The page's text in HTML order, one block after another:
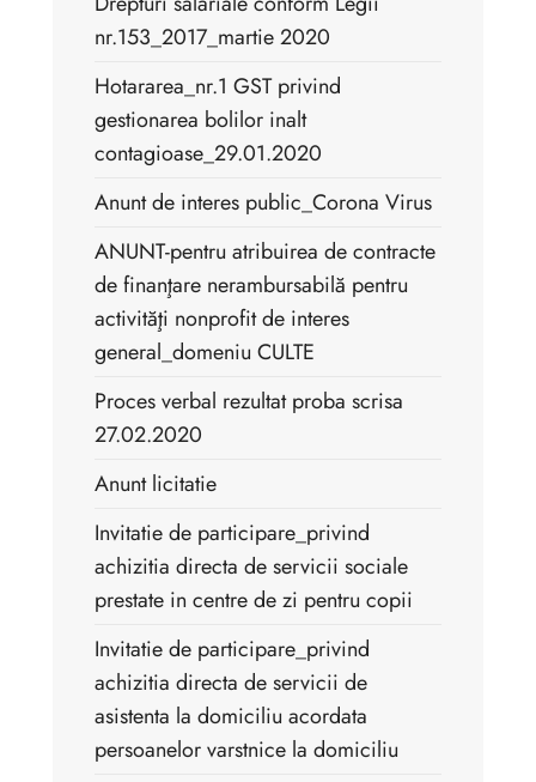
nr.153_2017_martie 2020
Hotararea_nr.1 GST privind
gestionarea bolilor inalt
contagioase_29.01.2020
Anunt de interes public_Corona Virus
ANUNT-pentru atribuirea de contracte
de finanţare nerambursabilă pentru
activităţi nonprofit de interes
general_domeniu CULTE
Proces verbal rezultat proba scrisa
27.02.2020
Anunt licitatie
Invitatie de participare_privind
achizitia directa de servicii sociale
prestate in centre de zi pentru copii
Invitatie de participare_privind
achizitia directa de servicii de
asistenta la domiciliu acordata
persoanelor varstnice la domiciliu